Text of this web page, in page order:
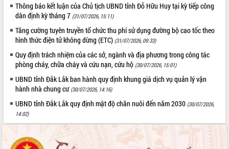
THỐNG KÊ TRUY CẬP
Hôm nay:
8882
Tất cả: 66021622
Thông báo kết luận của Chủ tịch UBND tỉnh Đỗ Hữu Huy tại kỳ tiếp công
dân định kỳ tháng 7 (31/07/2026, 15:11)
Tăng cường tuyên truyền tổ chức thu phí sử dụng đường bộ cao tốc theo
hình thức điện tử không dừng (ETC) (31/07/2026, 09:33)
Quy định trách nhiệm của các sở, ngành và địa phương trong công tác
phòng cháy, chữa cháy và cứu nạn, cứu hộ (30/07/2026, 15:01)
UBND tỉnh Đắk Lắk ban hành quy định khung giá dịch vụ quản lý vận
hành nhà chung cư (30/07/2026, 14:16)
UBND tỉnh Đắk Lắk quy định mật độ chăn nuôi đến năm 2030 (30/07/2026,
14:02)